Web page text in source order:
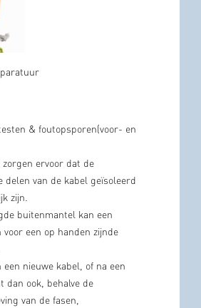
& foutopsporen(voor- en
zorgen ervoor dat de
delen van de kabel geïsoleerd
zijn.
buitenmantel kan een
voor een op handen zijnde
een nieuwe kabel, of na een
dan ook, behalve de
van de fasen,